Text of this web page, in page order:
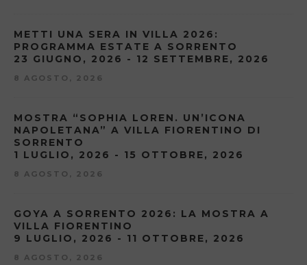
METTI UNA SERA IN VILLA 2026:
PROGRAMMA ESTATE A SORRENTO
23 GIUGNO, 2026 - 12 SETTEMBRE, 2026
8 AGOSTO, 2026
MOSTRA “SOPHIA LOREN. UN’ICONA
NAPOLETANA” A VILLA FIORENTINO DI
SORRENTO
1 LUGLIO, 2026 - 15 OTTOBRE, 2026
8 AGOSTO, 2026
GOYA A SORRENTO 2026: LA MOSTRA A
VILLA FIORENTINO
9 LUGLIO, 2026 - 11 OTTOBRE, 2026
8 AGOSTO, 2026